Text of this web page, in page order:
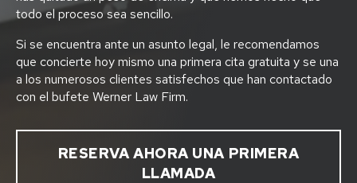
todo el proceso sea sencillo.
Si se encuentra ante un asunto legal, le recomendamos
que concierte hoy mismo una primera cita gratuita y se una
a los numerosos clientes satisfechos que han contactado
con el bufete Werner Law Firm.
RESERVA AHORA UNA PRIMERA
LLAMADA